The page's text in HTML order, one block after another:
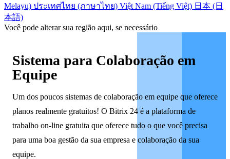
Melayu) ประเทศไทย (ภาษาไทย) Việt Nam (Tiếng Việt) 日本 (日
本語)
Você pode alterar sua região aqui, se necessário
Sistema para Colaboração em
Equipe
Um dos poucos sistemas de colaboração em equipe que oferece
planos realmente gratuitos! O Bitrix 24 é a plataforma de
trabalho on-line gratuita que oferece tudo o que você precisa
para uma boa gestão da sua empresa e colaboração da sua
equipe.